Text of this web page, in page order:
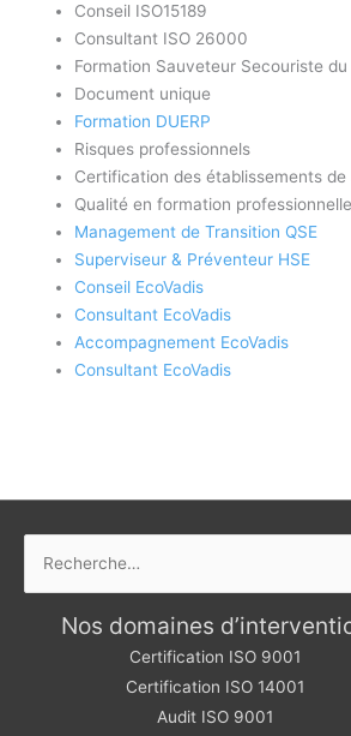
Conseil ISO15189
Consultant ISO 26000
Formation Sauveteur Secouriste du
Document unique
Formation DUERP
Risques professionnels
Certification des établissements de
Qualité en formation professionnelle
Management de Transition QSE
Superviseur & Préventeur HSE
Conseil EcoVadis
Consultant EcoVadis
Accompagnement EcoVadis
Consultant EcoVadis
Nos domaines
Certification ISO 9001
Certification ISO 14001
Audit ISO 9001